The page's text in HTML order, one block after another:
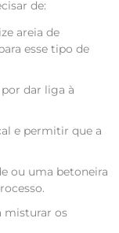
de:
areia de
esse tipo de
por dar liga à
e permitir que a
ou uma betoneira
misturar os